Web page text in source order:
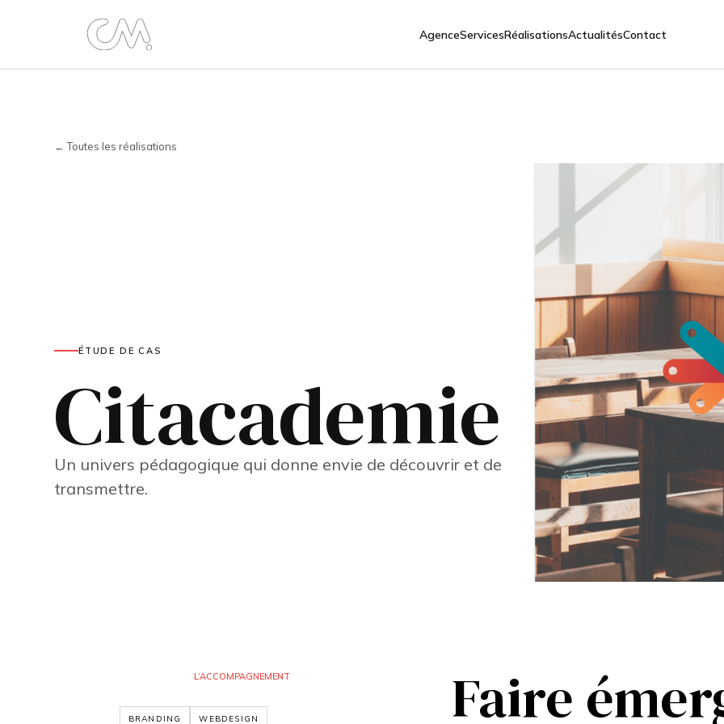
AgenceServicesRéalisationsActualitésContact
← Toutes les réalisations
ÉTUDE DE CAS
Citacademie
Un univers pédagogique qui donne envie de découvrir et de
transmettre.
L’ACCOMPAGNEMENT
BRANDING WEBDESIGN Faire